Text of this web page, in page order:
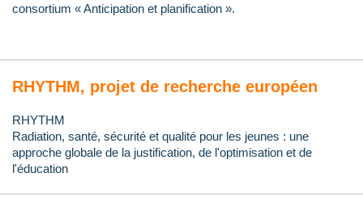
consortium « Anticipation et planification ».
RHYTHM, projet de recherche européen
RHYTHM
Radiation, santé, sécurité et qualité pour les jeunes : une
approche globale de la justification, de l'optimisation et de
l'éducation